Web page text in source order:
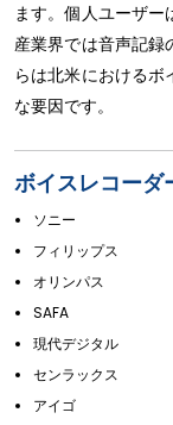
ます。個人ユーザ
産業界では音声記録
らは北米における
な要因です。
ボイスレコーダ
ソニー
フィリップス
オリンパス
SAFA
現代デジタル
センラックス
アイゴ